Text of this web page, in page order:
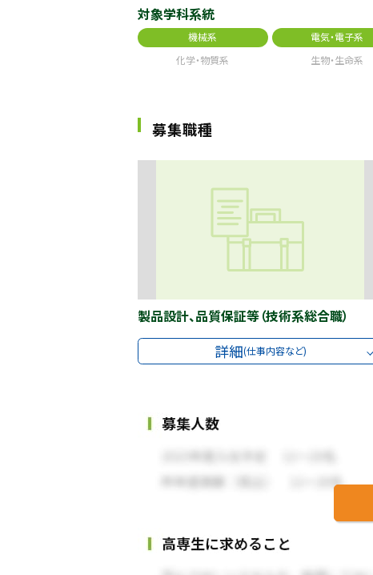
対象学科系統
機械系 電気・電子系
化学・物質系
生物・生命系
募集職種
製品設計、品質保証等（技術系総合職）
詳細(仕事内容など)